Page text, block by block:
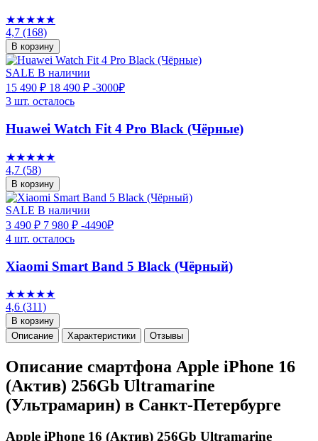
★★★★★
4,7 (168)
В корзину
SALE В наличии
15 490 ₽ 18 490 ₽ -3000₽
3 шт. осталось
Huawei Watch Fit 4 Pro Black (Чёрные)
★★★★★
4,7 (58)
В корзину
SALE В наличии
3 490 ₽ 7 980 ₽ -4490₽
4 шт. осталось
Xiaomi Smart Band 5 Black (Чёрный)
★★★★★
4,6 (311)
В корзину
Описание
Характеристики Отзывы
Описание смартфона Apple iPhone 16
(Актив) 256Gb Ultramarine
(Ультрамарин) в Санкт-Петербурге
Apple iPhone 16 (Актив) 256Gb Ultramarine